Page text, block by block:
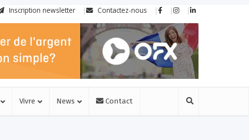
Inscription newsletter Contactez-nous
Vivre News Contact